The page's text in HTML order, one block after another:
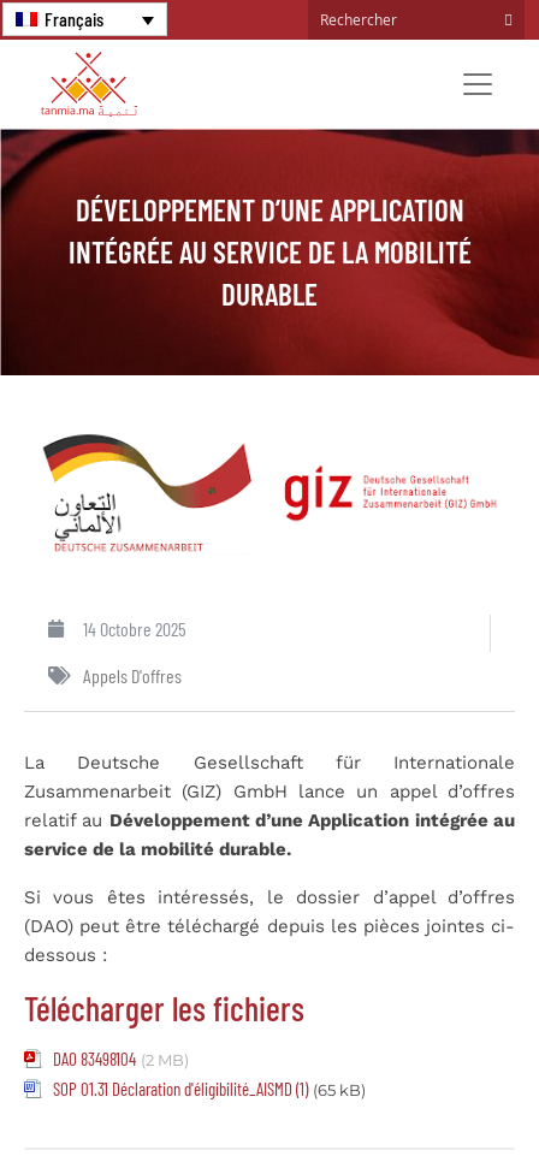
Français
DÉVELOPPEMENT D’UNE APPLICATION
INTÉGRÉE AU SERVICE DE LA MOBILITÉ
DURABLE
14 Octobre 2025
Appels D'offres
La Deutsche Gesellschaft für Internationale
Zusammenarbeit (GIZ) GmbH lance un appel d’offres
relatif au Développement d’une Application intégrée au
service de la mobilité durable.
Si vous êtes intéressés, le dossier d’appel d’offres
(DAO) peut être téléchargé depuis les pièces jointes ci-
dessous :
Télécharger les fichiers
DAO 83498104 (2 MB)
SOP 01.31 Déclaration d'éligibilité_AISMD (1) (65 kB)